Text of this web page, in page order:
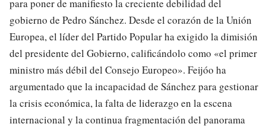
para poner de manifiesto la creciente debilidad del
gobierno de Pedro Sánchez. Desde el corazón de la Unión
Europea, el líder del Partido Popular ha exigido la dimisión
del presidente del Gobierno, calificándolo como «el primer
ministro más débil del Consejo Europeo». Feijóo ha
argumentado que la incapacidad de Sánchez para gestionar
la crisis económica, la falta de liderazgo en la escena
internacional y la continua fragmentación del panorama